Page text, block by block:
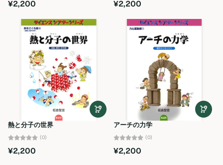
¥2,200 ¥2,200
熱と分子の世界
(0)
¥2,200
アーチの力学
(0)
¥2,200